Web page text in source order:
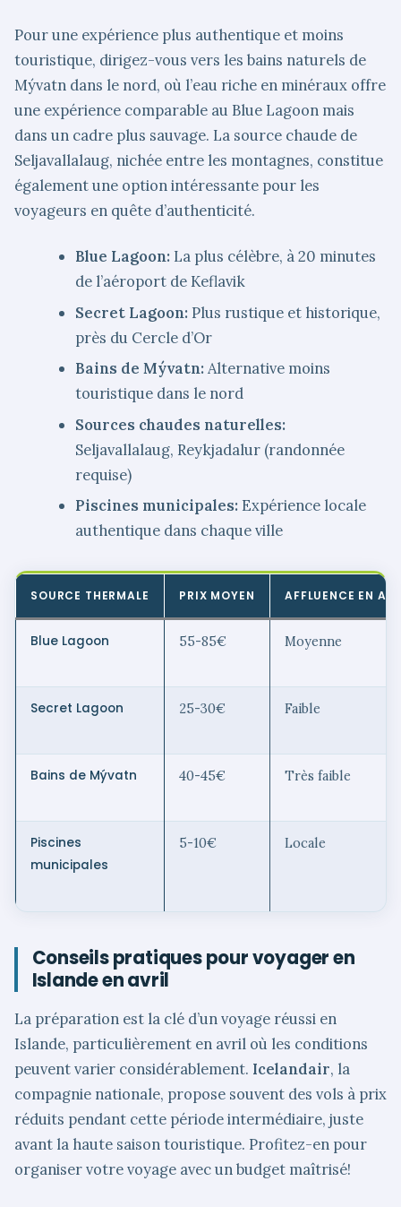
Pour une expérience plus authentique et moins
touristique, dirigez-vous vers les bains naturels de
Mývatn dans le nord, où l’eau riche en minéraux offre
une expérience comparable au Blue Lagoon mais
dans un cadre plus sauvage. La source chaude de
Seljavallalaug, nichée entre les montagnes, constitue
également une option intéressante pour les
voyageurs en quête d’authenticité.
Blue Lagoon: La plus célèbre, à 20 minutes
de l’aéroport de Keflavik
Secret Lagoon: Plus rustique et historique,
près du Cercle d’Or
Bains de Mývatn:Alternative moins
touristique dans le nord
Sources chaudes naturelles:
Seljavallalaug, Reykjadalur (randonnée
requise)
Piscines municipales: Expérience locale
authentique dans chaque ville
SOURCE THERMALE PRIX MOYEN AFFLUENCE EN
Blue Lagoon 55-85€ Moyenne
Secret Lagoon 25-30€ Faible
Bains de Mývatn 40-45€ Très faible
Piscines
municipales
5-10€ Locale
Conseils pratiques pour voyager en
Islande en avril
La préparation est la clé d’un voyage réussi en
Islande, particulièrement en avril où les conditions
peuvent varier considérablement. Icelandair, la
compagnie nationale, propose souvent des vols à prix
réduits pendant cette période intermédiaire, juste
avant la haute saison touristique. Profitez-en pour
organiser votre voyage avec un budget maîtrisé!